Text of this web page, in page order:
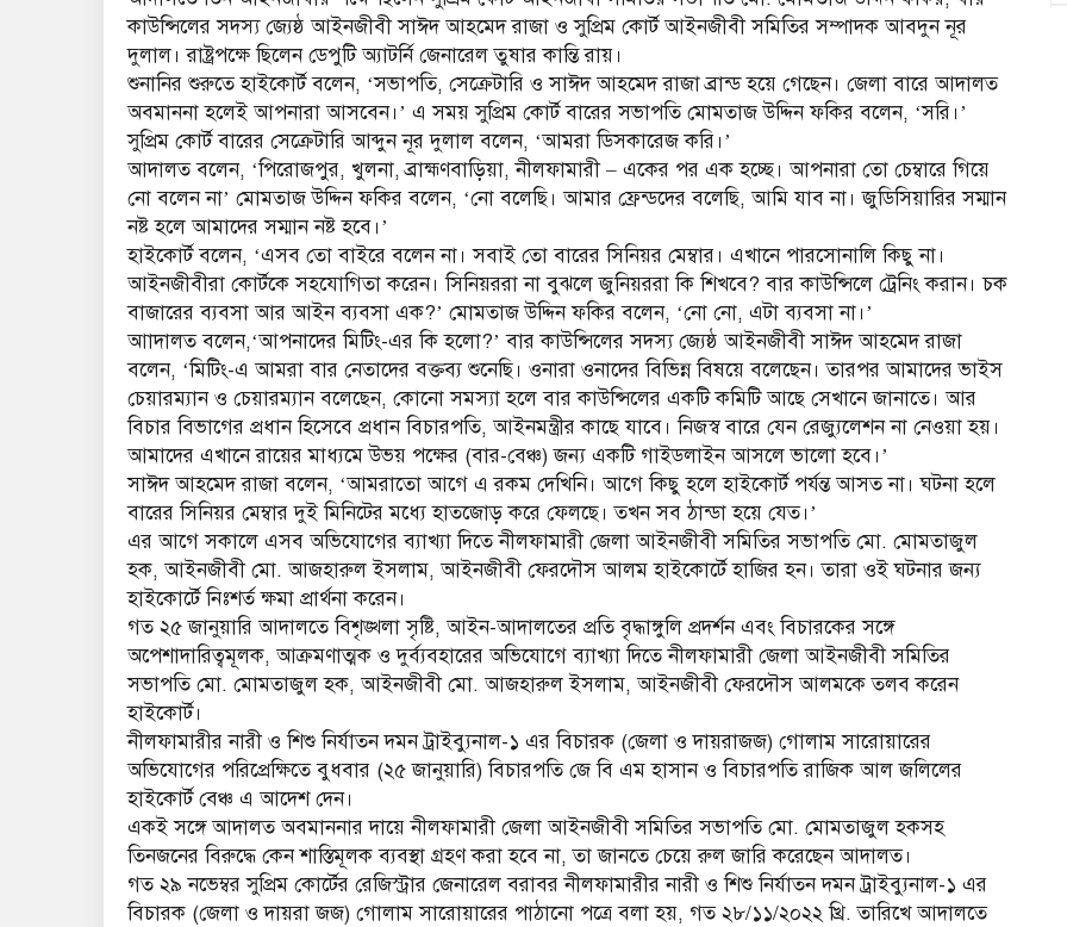
কাউন্সিলের সদস্য জ্যেষ্ঠ আইনজীবী সাঈদ আহমেদ রাজা ও সুপ্রিম কোর্ট আইনজীবী সমিতির সম্পাদক আবদুন নূর
দুলাল। রাষ্ট্রপক্ষে ছিলেন ডেপুটি অ্যাটর্নি জেনারেল তুষার কান্তি রায়।
শুনানির শুরুতে হাইকোর্ট বলেন, ‘সভাপতি, সেক্রেটারি ও সাঈদ আহমেদ রাজা ব্রান্ড হয়ে গেছেন। জেলা বারে আদালত
অবমাননা হলেই আপনারা আসবেন।’ এ সময় সুপ্রিম কোর্ট বারের সভাপতি মোমতাজ উদ্দিন ফকির বলেন, ‘সরি।’
সুপ্রিম কোর্ট বারের সেক্রেটারি আব্দুন নূর দুলাল বলেন, ‘আমরা ডিসকারেজ করি।’
আদালত বলেন, ‘পিরোজপুর, খুলনা, ব্রাহ্মণবাড়িয়া, নীলফামারী – একের পর এক হচ্ছে। আপনারা তো চেম্বারে গিয়ে
নো বলেন না’ মোমতাজ উদ্দিন ফকির বলেন, ‘নো বলেছি। আমার ফ্রেন্ডদের বলেছি, আমি যাব না। জুডিসিয়ারির সম্মান
নষ্ট হলে আমাদের সম্মান নষ্ট হবে।’
হাইকোর্ট বলেন, ‘এসব তো বাইরে বলেন না। সবাই তো বারের সিনিয়র মেম্বার। এখানে পারসোনালি কিছু না।
আইনজীবীরা কোর্টকে সহযোগিতা করেন। সিনিয়ররা না বুঝলে জুনিয়ররা কি শিখবে? বার কাউন্সিলে ট্রেনিং করান। চক
বাজারের ব্যবসা আর আইন ব্যবসা এক?’ মোমতাজ উদ্দিন ফকির বলেন, ‘নো নো, এটা ব্যবসা না।’
আাদালত বলেন,‘আপনাদের মিটিং-এর কি হলো?’ বার কাউন্সিলের সদস্য জ্যেষ্ঠ আইনজীবী সাঈদ আহমেদ রাজা
বলেন, ‘মিটিং-এ আমরা বার নেতাদের বক্তব্য শুনেছি। ওনারা ওনাদের বিভিন্ন বিষয়ে বলেছেন। তারপর আমাদের ভাইস
চেয়ারম্যান ও চেয়ারম্যান বলেছেন, কোনো সমস্যা হলে বার কাউন্সিলের একটি কমিটি আছে সেখানে জানাতে। আর
বিচার বিভাগের প্রধান হিসেবে প্রধান বিচারপতি, আইনমন্ত্রীর কাছে যাবে। নিজস্ব বারে যেন রেজ্যুলেশন না নেওয়া হয়।
আমাদের এখানে রায়ের মাধ্যমে উভয় পক্ষের (বার-বেঞ্চ) জন্য একটি গাইডলাইন আসলে ভালো হবে।’
সাঈদ আহমেদ রাজা বলেন, ‘আমরাতো আগে এ রকম দেখিনি। আগে কিছু হলে হাইকোর্ট পর্যন্ত আসত না। ঘটনা হলে
বারের সিনিয়র মেম্বার দুই মিনিটের মধ্যে হাতজোড় করে ফেলছে। তখন সব ঠান্ডা হয়ে যেত।’
এর আগে সকালে এসব অভিযোগের ব্যাখ্যা দিতে নীলফামারী জেলা আইনজীবী সমিতির সভাপতি মো. মোমতাজুল
হক, আইনজীবী মো. আজহারুল ইসলাম, আইনজীবী ফেরদৌস আলম হাইকোর্টে হাজির হন। তারা ওই ঘটনার জন্য
হাইকোর্টে নিঃশর্ত ক্ষমা প্রার্থনা করেন।
গত ২৫ জানুয়ারি আদালতে বিশৃঙ্খলা সৃষ্টি, আইন-আদালতের প্রতি বৃদ্ধাঙ্গুলি প্রদর্শন এবং বিচারকের সঙ্গে
অপেশাদারিত্বমূলক, আক্রমণাত্মক ও দুর্ব্যবহারের অভিযোগে ব্যাখ্যা দিতে নীলফামারী জেলা আইনজীবী সমিতির
সভাপতি মো. মোমতাজুল হক, আইনজীবী মো. আজহারুল ইসলাম, আইনজীবী ফেরদৌস আলমকে তলব করেন
হাইকোর্ট।
নীলফামারীর নারী ও শিশু নির্যাতন দমন ট্রাইব্যুনাল-১ এর বিচারক (জেলা ও দায়রাজজ) গোলাম সারোয়ারের
অভিযোগের পরিপ্রেক্ষিতে বুধবার (২৫ জানুয়ারি) বিচারপতি জে বি এম হাসান ও বিচারপতি রাজিক আল জলিলের
হাইকোর্ট বেঞ্চ এ আদেশ দেন।
একই সঙ্গে আদালত অবমাননার দায়ে নীলফামারী জেলা আইনজীবী সমিতির সভাপতি মো. মোমতাজুল হকসহ
তিনজনের বিরুদ্ধে কেন শাস্তিমূলক ব্যবস্থা গ্রহণ করা হবে না, তা জানতে চেয়ে রুল জারি করেছেন আদালত।
গত ২৯ নভেম্বর সুপ্রিম কোর্টের রেজিস্ট্রার জেনারেল বরাবর নীলফামারীর নারী ও শিশু নির্যাতন দমন ট্রাইব্যুনাল-১ এর
বিচারক (জেলা ও দায়রা জজ) গোলাম সারোয়ারের পাঠানো পত্রে বলা হয়, গত ২৮/১১/২০২২ খ্রি. তারিখে আদালতে